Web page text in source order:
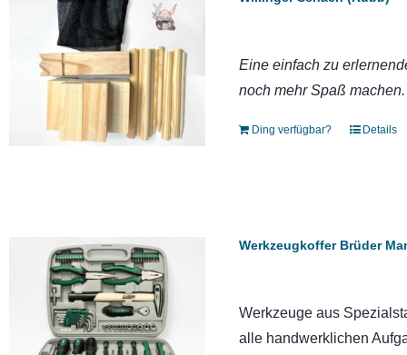
Eine einfach zu
noch mehr Spaß machen.
Ding verfügbar? Details
Werkzeugkoffer Brüder
Werkzeuge aus
alle handwerklichen